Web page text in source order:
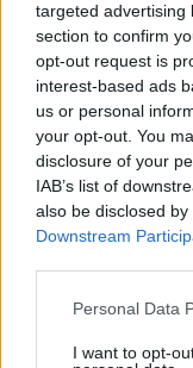
targeted advertising
section to confirm
opt-out request is
interest-based ads
us or personal
your opt-out. You
disclosure of your
IAB’s list of
also be disclosed
Downstream
Personal Data
I want to opt-
żołnierzom
przejawia
najważniejsza
Powołuje się na
która w jego
Jak wiadomo
nadmierny
wolności, którą
sposób.